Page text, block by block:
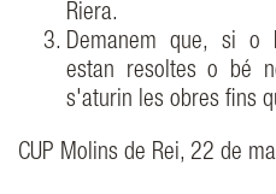
Riera.
Demanem que, si o
estan resoltes o bé
s'aturin les obres fins
CUP Molins de Rei, 22 de